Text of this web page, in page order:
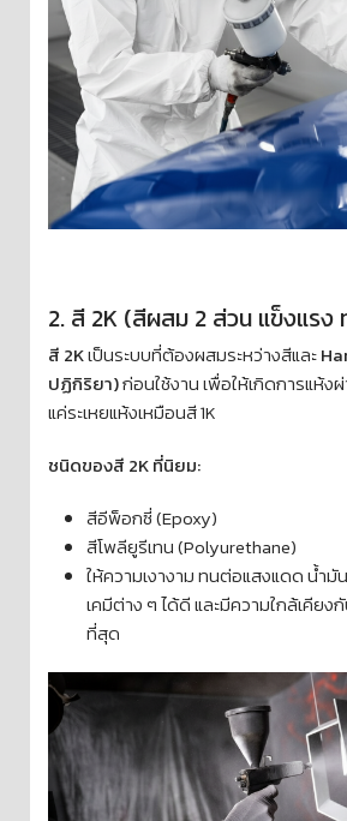
2. สี 2K (สีผสม 2 ส่วน แข็งแรง
สี 2Kเป็นระบบที่ต้องผสมระหว่างสีและ
ปฏิกิริยา)ก่อนใช้งาน เพื่อให้เกิดการแห้ง
แค่ระเหยแห้งเหมือนสี 1K
ชนิดของสี 2K ที่นิยม:
สีอีพ็อกซี่ (Epoxy)
สีโพลียูรีเทน (Polyurethane)
ให้ความเงางาม ทนต่อแสงแดด น้ำมั
เคมีต่าง ๆ ได้ดี และมีความใกล้เคียง
ที่สุด